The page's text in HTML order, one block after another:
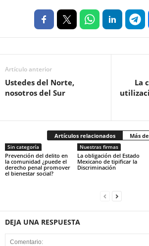
Artículo anterior
Ustedes del Norte,
nosotros del Sur
La
Artículos relacionados Más
Sin categoría
Prevención del delito en
la comunidad ¿puede el
derecho penal promover
el bienestar social?
Nuestras firmas
La obligación del Estado
Mexicano de tipificar la
Discriminación
DEJA UNA RESPUESTA